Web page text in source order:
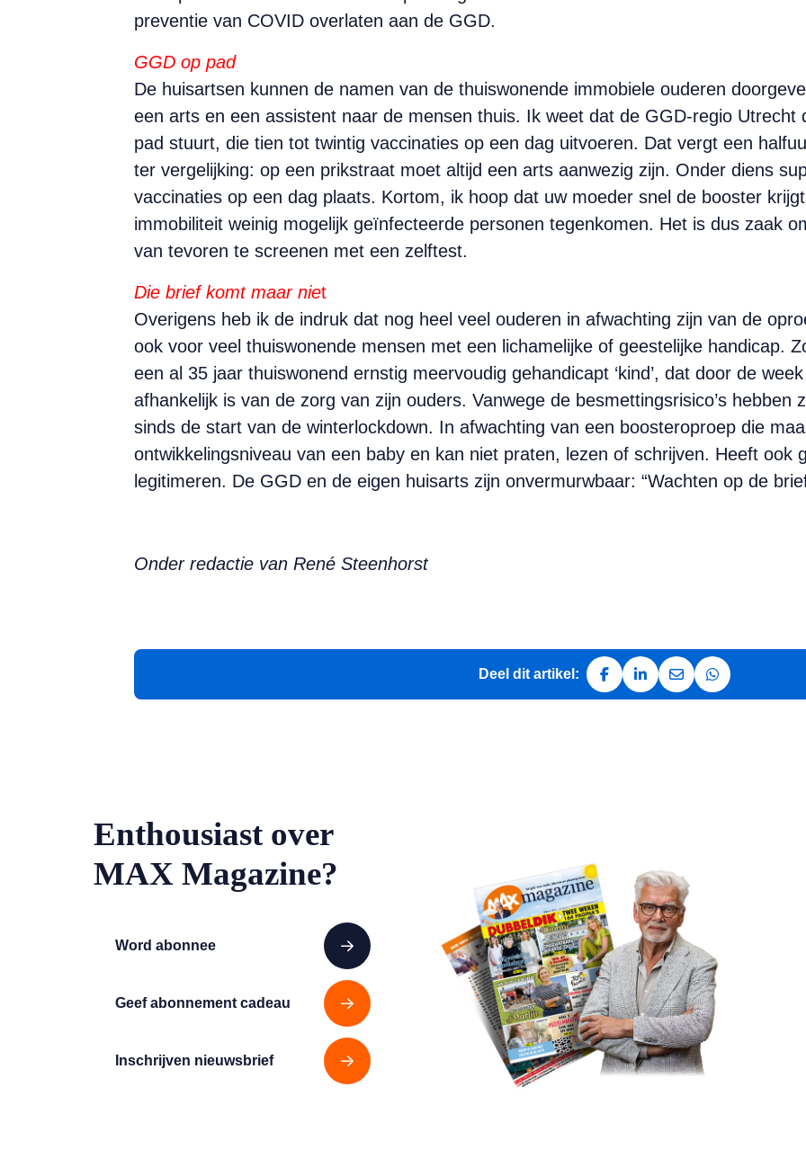
preventie van COVID overlaten aan de GGD.
GGD op pad
De huisartsen kunnen de namen van de thuiswonende immobiele ouderen
een arts en een assistent naar de mensen thuis. Ik weet dat de GGD-regio Utrecht
pad stuurt, die tien tot twintig vaccinaties op een dag uitvoeren. Dat vergt een
ter vergelijking: op een prikstraat moet altijd een arts aanwezig zijn. Onder diens
vaccinaties op een dag plaats. Kortom, ik hoop dat uw moeder snel de booster
immobiliteit weinig mogelijk geïnfecteerde personen tegenkomen. Het is dus zaak
van tevoren te screenen met een zelftest.
Die brief komt maar niet
Overigens heb ik de indruk dat nog heel veel ouderen in afwachting zijn van de
ook voor veel thuiswonende mensen met een lichamelijke of geestelijke handicap.
een al 35 jaar thuiswonend ernstig meervoudig gehandicapt ‘kind’, dat door de
afhankelijk is van de zorg van zijn ouders. Vanwege de besmettingsrisico’s hebben
sinds de start van de winterlockdown. In afwachting van een boosteroproep die
ontwikkelingsniveau van een baby en kan niet praten, lezen of schrijven. Heeft ook
legitimeren. De GGD en de eigen huisarts zijn onvermurwbaar: “Wachten op de
Onder redactie van René Steenhorst
Deel dit artikel:
Deel op Facebook
Deel op LinkedIn
Deel via e-mail
Deel via
Enthousiast over
MAX Magazine?
Word abonnee
Geef abonnement cadeau
Inschrijven nieuwsbrief